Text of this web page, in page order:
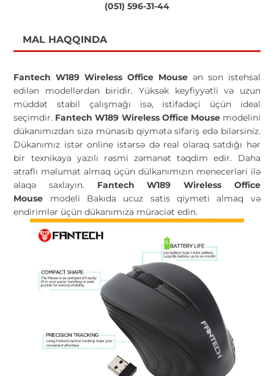
(051) 596-31-44
MAL HAQQINDA
Fantech W189 Wireless Office Mouse ən son istehsal
edilən modellərdən biridir. Yüksək keyfiyyətli və uzun
müddət stabil çalışmağı isə, istifadəçi üçün ideal
seçimdir. Fantech W189 Wireless Office Mouse modelini
dükanımızdan sizə münasib qiymətə sifariş edə bilərsiniz.
Dükanımız istər online istərsə də real olaraq satdığı hər
bir texnikaya yazılı rəsmi zəmanət təqdim edir. Daha
ətraflı məlumat almaq üçün dülkanımızın menecerləri ilə
əlaqə saxlayın. Fantech W189 Wireless Office
Mouse modeli Bakıda ucuz satis qiymeti almaq və
endirimlər üçün dükanımıza müraciət edin.